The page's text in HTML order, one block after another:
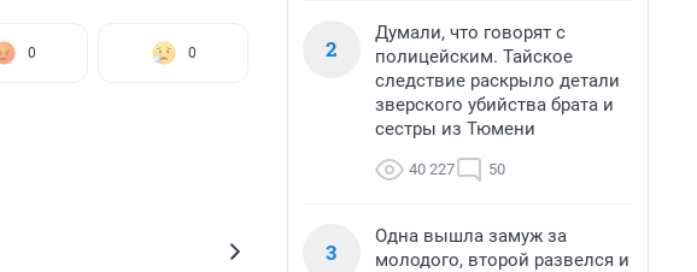
0 0 2
Думали, что говорят с
полицейским. Тайское
следствие раскрыло детали
зверского убийства брата и
сестры из Тюмени
40 227 50
3
Одна вышла замуж за
молодого, второй развелся и